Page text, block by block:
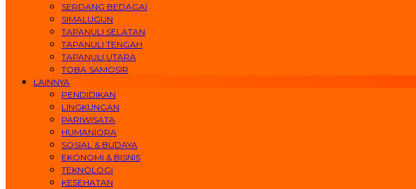
SERDANG BEDAGAI
SIMALUGUN
TAPANULI SELATAN
TAPANULI TENGAH
TAPANULI UTARA
TOBA SAMOSIR
LAINNYA
PENDIDIKAN
LINGKUNGAN
PARIWISATA
HUMANIORA
SOSIAL & BUDAYA
EKONOMI & BISNIS
TEKNOLOGI
KESEHATAN